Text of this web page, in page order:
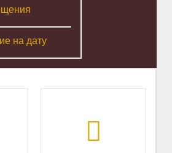
на дату